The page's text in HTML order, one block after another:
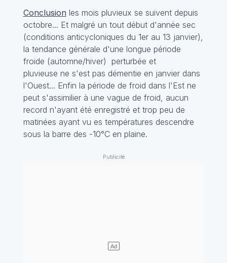
Conclusion les mois pluvieux se suivent depuis
octobre... Et malgré un tout début d'année sec
(conditions anticycloniques du 1er au 13 janvier),
la tendance générale d'une longue période
froide (automne/hiver) perturbée et
pluvieuse ne s'est pas démentie en janvier dans
l'Ouest... Enfin la période de froid dans l'Est ne
peut s'assimilier à une vague de froid, aucun
record n'ayant été enregistré et trop peu de
matinées ayant vu es températures descendre
sous la barre des -10°C en plaine.